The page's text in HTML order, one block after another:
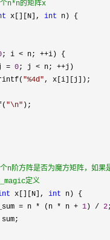
n*n的矩阵x
x[][N], int
; i < n; ++
= 0; j < n; ++
"%4d"
"\n"
定义
x[][N], int
= n * (n * n + 1 ) / 2